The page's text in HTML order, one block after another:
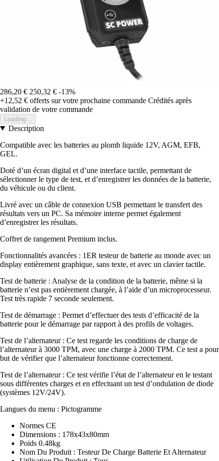
286,20 € 250,32 € -13%
+12,52 € offerts sur votre prochaine commande Crédités après
validation de votre commande
Loading...
Description
Compatible avec les batteries au plomb liquide 12V, AGM, EFB,
GEL.
Doté d’un écran digital et d’une interface tactile, permettant de
sélectionner le type de test, et d’enregistrer les données de la batterie,
du véhicule ou du client.
Livré avec un câble de connexion USB permettant le transfert des
résultats vers un PC. Sa mémoire interne permet également
d’enregistrer les résultats.
Coffret de rangement Premium inclus.
Fonctionnalités avancées : 1ER testeur de batterie au monde avec un
display entièrement graphique, sans texte, et avec un clavier tactile.
Test de batterie : Analyse de la condition de la batterie, même si la
batterie n’est pas entièrement chargée, à l’aide d’un microprocesseur.
Test très rapide 7 seconde seulement.
Test de démarrage : Permet d’effectuer des tests d’efficacité de la
batterie pour le démarrage par rapport à des profils de voltages.
Test de l’alternateur : Ce test regarde les conditions de charge de
l’alternateur à 3000 TPM, avec une charge à 2000 TPM. Ce test a pour
but de vérifier que l’alternateur fonctionne correctement.
Test de l’alternateur : Ce test vérifie l’état de l’alternateur en le testant
sous différentes charges et en effectuant un test d’ondulation de diode
(systèmes 12V/24V).
Langues du menu : Pictogramme
Normes CE
Dimensions : 178x43x80mm
Poids 0.48kg
Nom Du Produit : Testeur De Charge Batterie Et Alternateur